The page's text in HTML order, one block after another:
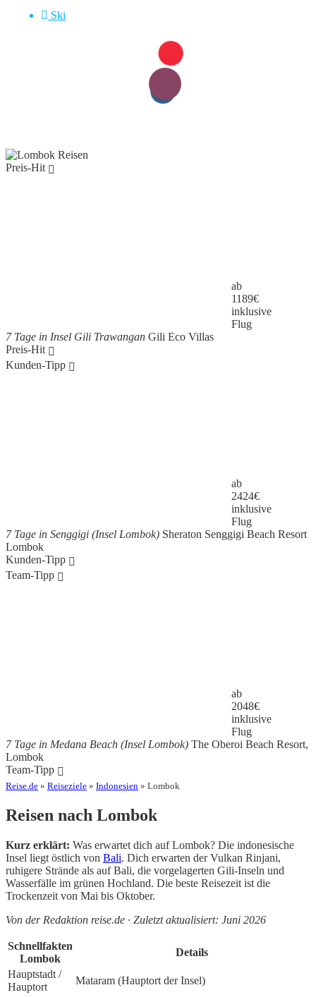
Ski
Preis-Hit
ab
1189€
inklusive
Flug
7 Tage in Insel Gili Trawangan Gili Eco Villas
Preis-Hit
Kunden-Tipp
ab
2424€
inklusive
Flug
7 Tage in Senggigi (Insel Lombok) Sheraton Senggigi Beach Resort
Lombok
Kunden-Tipp
Team-Tipp
ab
2048€
inklusive
Flug
7 Tage in Medana Beach (Insel Lombok) The Oberoi Beach Resort,
Lombok
Team-Tipp
Reise.de » Reiseziele » Indonesien » Lombok
Reisen nach Lombok
Kurz erklärt: Was erwartet dich auf Lombok? Die indonesische
Insel liegt östlich von Bali. Dich erwarten der Vulkan Rinjani,
ruhigere Strände als auf Bali, die vorgelagerten Gili-Inseln und
Wasserfälle im grünen Hochland. Die beste Reisezeit ist die
Trockenzeit von Mai bis Oktober.
Von der Redaktion reise.de · Zuletzt aktualisiert: Juni 2026
Schnellfakten
Lombok
Details
Hauptstadt /
Hauptort
Mataram (Hauptort der Insel)